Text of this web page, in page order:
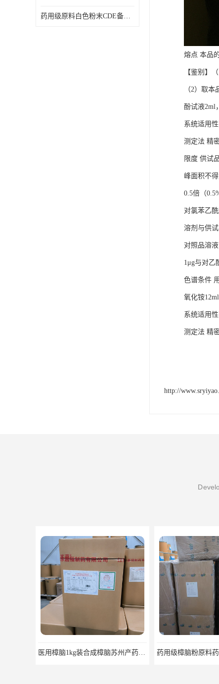
药用级原料白色粉末CDE备案cas56-75-7
熔点 本品
【鉴别】
（2）取
酚试液2ml
系统适用
测定法 精
限度 供试
峰面积不
0.5倍（
对氯苯乙
溶剂与供
对照品溶
1μg与对乙
色谱条件
氧化铵
系统适用
测定法 精
http://
药用级樟脑粉原料药国药准字福建青松